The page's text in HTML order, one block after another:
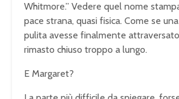
Whitmore.” Vedere quel nome
pace strana, quasi fisica. Come se
pulita avesse finalmente
rimasto chiuso troppo a lungo.
E Margaret?